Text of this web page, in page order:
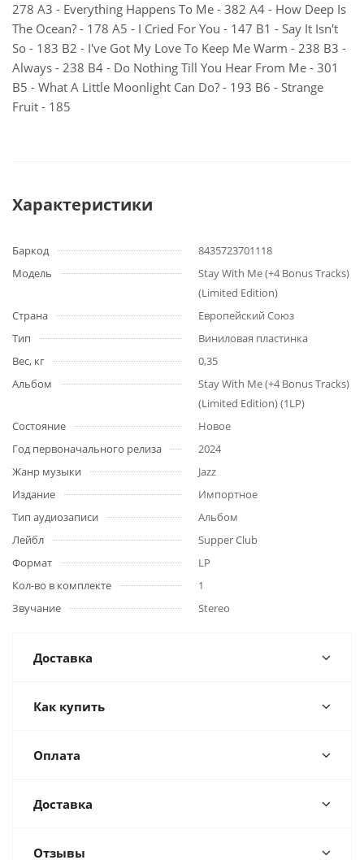
278 A3 - Everything Happens To Me - 382 A4 - How Deep Is
The Ocean? - 178 A5 - I Cried For You - 147 B1 - Say It Isn't
So - 183 B2 - I've Got My Love To Keep Me Warm - 238 B3 -
Always - 238 B4 - Do Nothing Till You Hear From Me - 301
B5 - What A Little Moonlight Can Do? - 193 B6 - Strange
Fruit - 185
Характеристики
Баркод
8435723701118
Модель
Stay With Me (+4 Bonus Tracks)
(Limited Edition)
Страна
Европейский Союз
Тип
Виниловая пластинка
Вес, кг
0,35
Альбом
Stay With Me (+4 Bonus Tracks)
(Limited Edition) (1LP)
Состояние
Новое
Год первоначального релиза
2024
Жанр музыки
Jazz
Издание
Импортное
Тип аудиозаписи
Альбом
Лейбл
Supper Club
Формат
LP
Кол-во в комплекте
1
Звучание
Stereo
Доставка
Как купить
Оплата
Доставка
Отзывы